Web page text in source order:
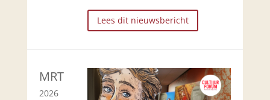
Lees dit nieuwsbericht
MRT
2026